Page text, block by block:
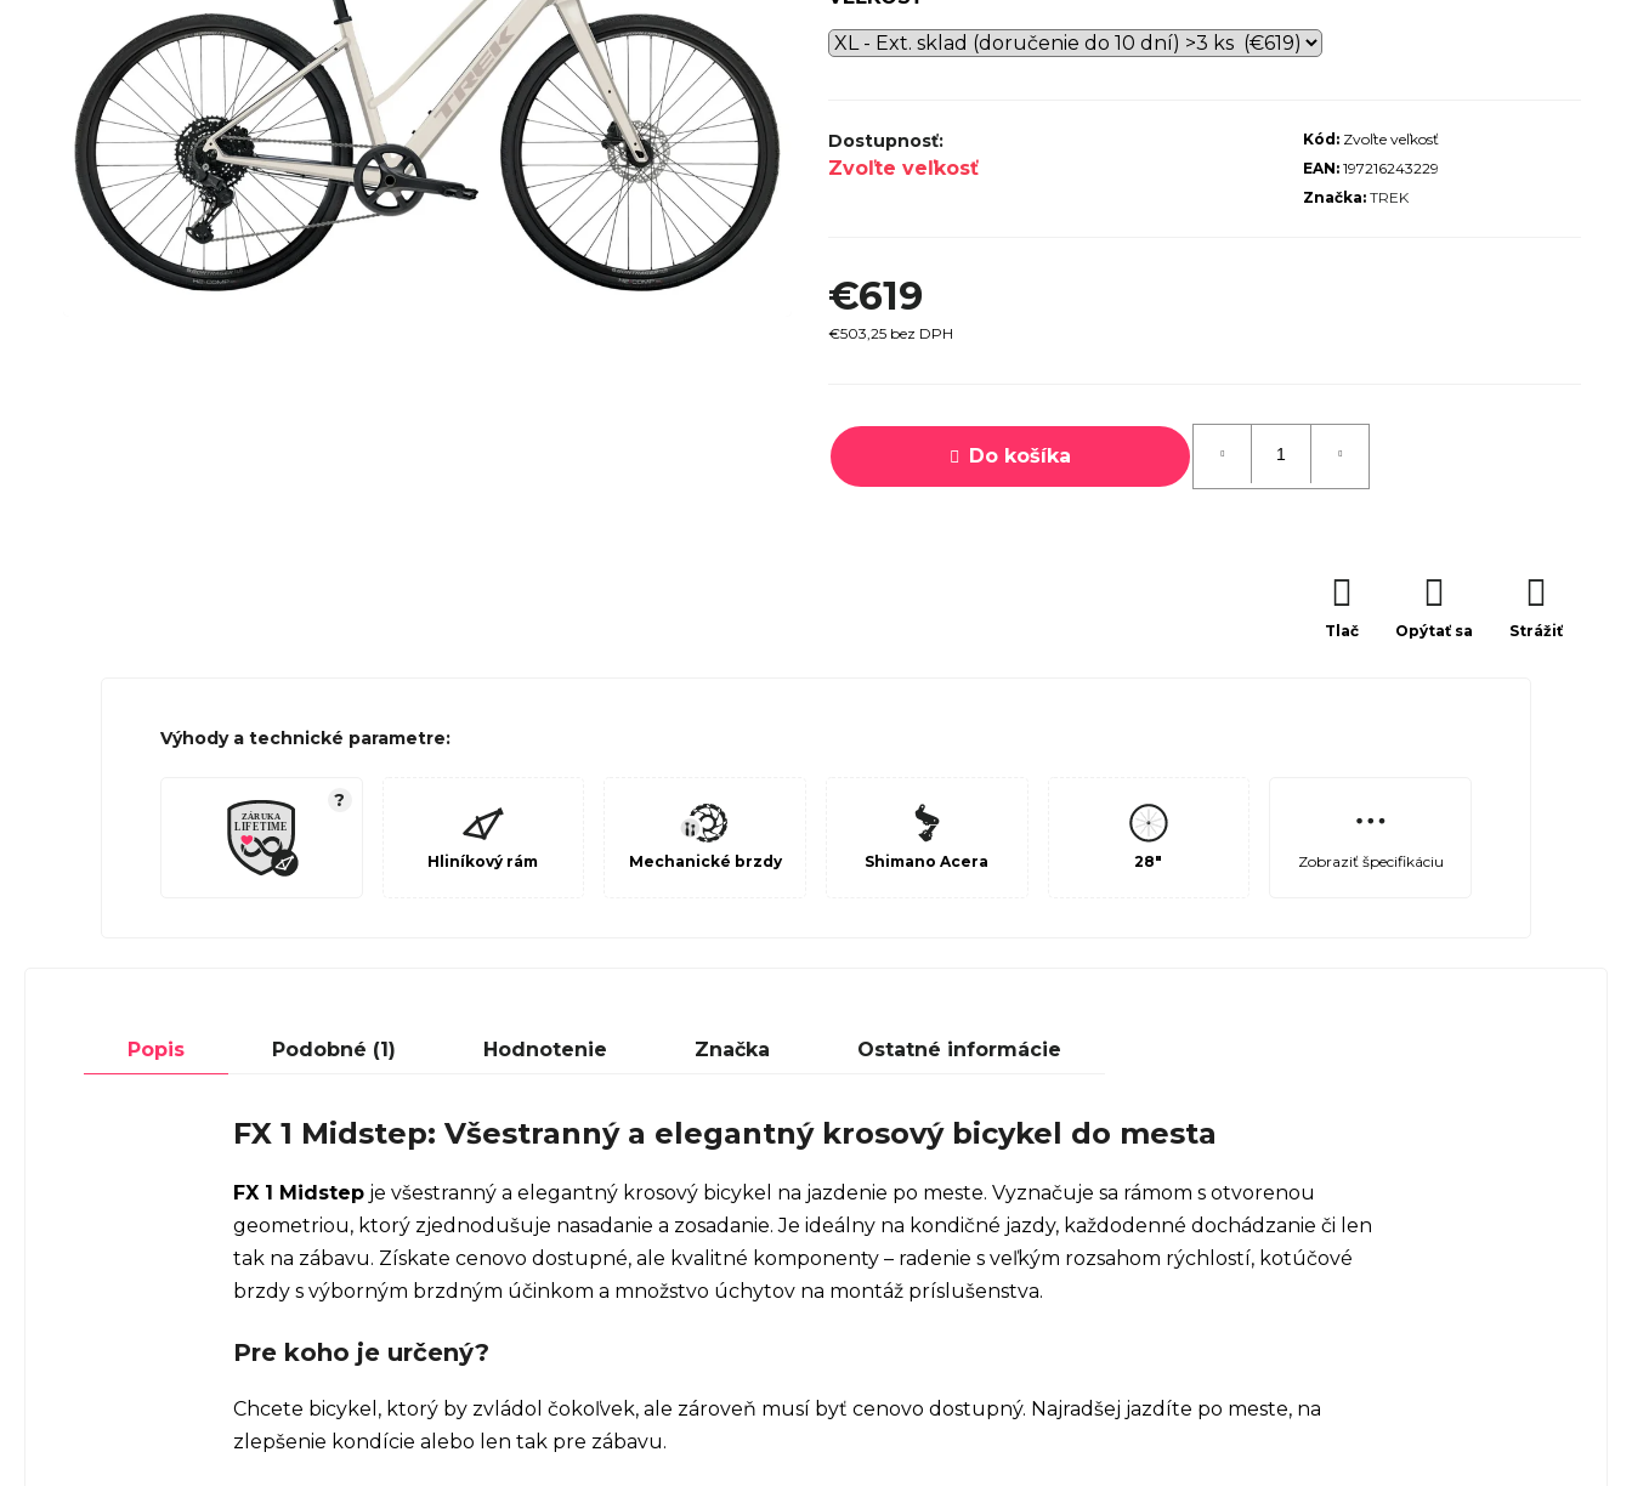
Zvoľte veľkosť
Kód: Zvoľte veľkosť
Značka: TREK
EAN: 197216243229
€619
€503,25 bez DPH
cena:
Do košíka
Tlač Opýtať sa Strážiť
Výhody a technické parametre:
?
Hliníkový rám Mechanické brzdy Shimano Acera 28" Zobraziť špecifikáciu
Popis Podobné (1) Hodnotenie Značka Ostatné informácie
FX 1 Midstep: Všestranný a elegantný krosový bicykel do mesta
FX 1 Midstep je všestranný a elegantný krosový bicykel na jazdenie po meste. Vyznačuje sa rámom s otvorenou
geometriou, ktorý zjednodušuje nasadanie a zosadanie. Je ideálny na kondičné jazdy, každodenné dochádzanie či len
tak na zábavu. Získate cenovo dostupné, ale kvalitné komponenty – radenie s veľkým rozsahom rýchlostí, kotúčové
brzdy s výborným brzdným účinkom a množstvo úchytov na montáž príslušenstva.
Pre koho je určený?
Chcete bicykel, ktorý by zvládol čokoľvek, ale zároveň musí byť cenovo dostupný. Najradšej jazdíte po meste, na
zlepšenie kondície alebo len tak pre zábavu.
TREK PROCALIBER 8 FURY RED
€1 449
TREK MARLIN 6 GEN 3 LAVA
2026
€979
SPECIALIZED SIRRUS X 3.0 GLOSS
CYPRESS / COOL GREY REFLECTIVE